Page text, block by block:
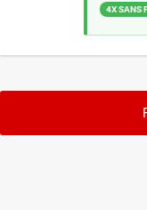
4X SANS